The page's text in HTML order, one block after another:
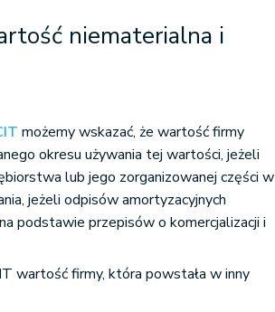
niematerialna i
możemy wskazać, że wartość firmy
okresu używania tej wartości, jeżeli
lub jego zorganizowanej części w
jeżeli odpisów amortyzacyjnych
podstawie przepisów o komercjalizacji i
wartość firmy, która powstała w inny